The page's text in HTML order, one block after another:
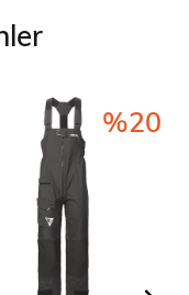
%20